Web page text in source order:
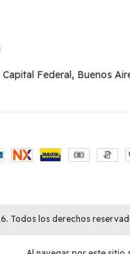
Federal, Buenos
Todos los derechos